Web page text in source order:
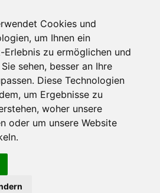
Cookies und
um Ihnen ein
Erlebnis zu ermöglichen und
sehen, besser an Ihre
Diese Technologien
um Ergebnisse zu
woher unsere
oder um unsere Website